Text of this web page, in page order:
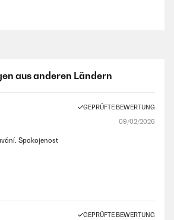
aus anderen Ländern
GEPRÜFTE BEWERTUNG
09/02/2026
Spokojenost
GEPRÜFTE BEWERTUNG